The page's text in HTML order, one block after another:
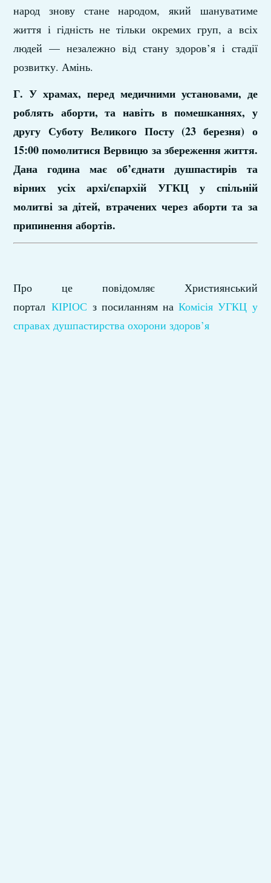
народ знову стане народом, який шануватиме
життя і гідність не тільки окремих груп, а всіх
людей — незалежно від стану здоров’я і стадії
розвитку. Амінь.
Г. У храмах, перед медичними установами, де
роблять аборти, та навіть в помешканнях, у
другу Суботу Великого Посту (23 березня) о
15:00 помолитися Вервицю за збереження життя.
Дана година має об’єднати душпастирів та
вірних усіх архі/єпархій УГКЦ у спільній
молитві за дітей, втрачених через аборти та за
припинення абортів.
Про це повідомляє Християнський
портал КІРІОС з посиланням наКомісія УГКЦ у
справах душпастирства охорони здоров’я